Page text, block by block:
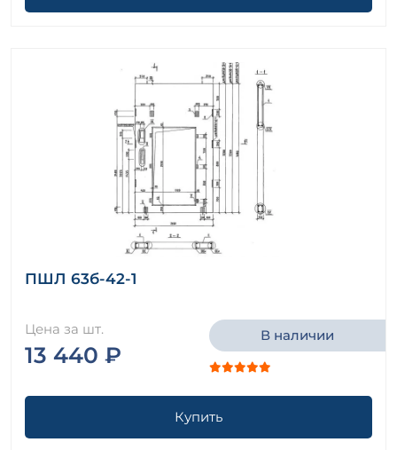
ПШЛ 63б-42-1
Цена за шт.
13 440 ₽
В наличии
Купить